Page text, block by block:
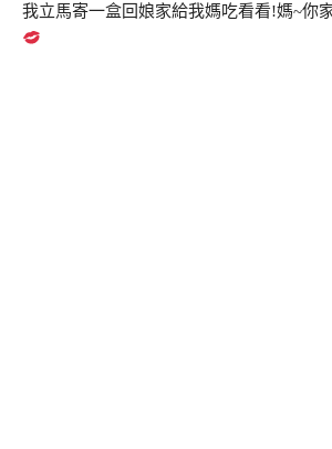
我立馬寄一盒回娘家給我媽吃看看!媽~你